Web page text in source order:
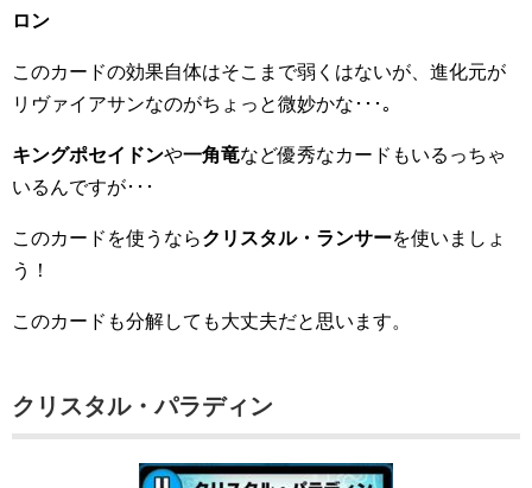
ロン
このカードの効果自体はそこまで弱くはないが、進化元が
リヴァイアサンなのがちょっと微妙かな･･･｡
キングポセイドンや一角竜など優秀なカードもいるっちゃ
いるんですが･･･
このカードを使うならクリスタル・ランサーを使いましょ
う！
このカードも分解しても大丈夫だと思います。
クリスタル・パラディン